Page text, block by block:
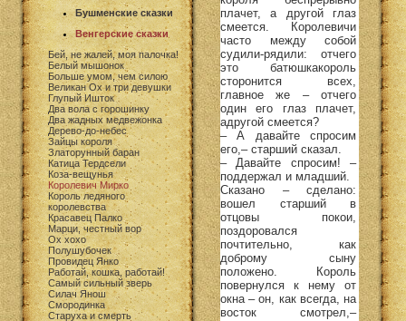
Бушменские сказки
Венгерские сказки
Бей, не жалей, моя палочка!
Белый мышонок
Больше умом, чем силою
Великан Ох и три девушки
Глупый Ишток
Два вола с горошинку
Два жадных медвежонка
Дерево-до-небес
Зайцы короля
Златорунный баран
Катица Тердсели
Коза-вещунья
Королевич Мирко
Король ледяного
королевства
Красавец Палко
Марци, честный вор
Ох хохо
Полушубочек
Провидец Янко
Работай, кошка, работай!
Самый сильный зверь
Силач Янош
Смородинка
Старуха и смерть
плачет, а другой глаз
смеется. Королевичи
часто между собой
судили-рядили: отчего
это батюшкакороль
сторонится всех,
главное же – отчего
один его глаз плачет,
адругой смеется?
– А давайте спросим
его,– старший сказал.
– Давайте спросим! –
поддержал и младший.
Сказано – сделано:
вошел старший в
отцовы покои,
поздоровался
почтительно, как
доброму сыну
положено. Король
повернулся к нему от
окна – он, как всегда, на
восток смотрел,–